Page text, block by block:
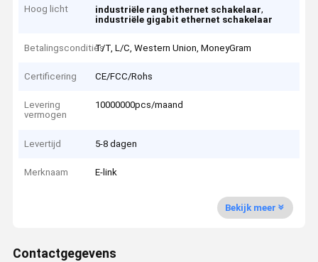
Hoog licht industriële rang ethernet schakelaar,
industriële gigabit ethernet schakelaar
BetalingsconditiesT/T, L/C, Western Union, MoneyGram
Certificering CE/FCC/Rohs
Levering
vermogen
10000000pcs/maand
Levertijd 5-8 dagen
Merknaam E-link
Bekijk meer
Contactgegevens